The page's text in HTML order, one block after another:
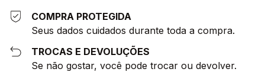
COMPRA PROTEGIDA
Seus dados cuidados durante toda a compra.
TROCAS E DEVOLUÇÕES
Se não gostar, você pode trocar ou devolver.